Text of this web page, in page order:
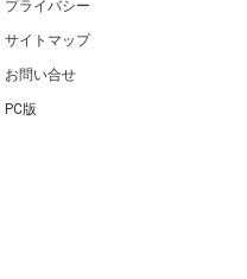
プライバシー
サイトマップ
お問い合せ
PC版